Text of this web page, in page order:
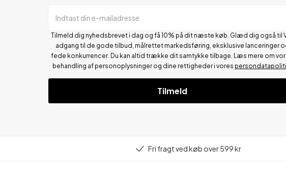
Indtast din e-mailadresse
Tilmeld dig nyhedsbrevet i dag og få 10% på dit næste køb. Glæd dig også til
adgang til de gode tilbud, målrettet markedsføring, eksklusive lanceringer
fede konkurrencer. Du kan altid trække dit samtykke tilbage. Læs mere om
behandling af personoplysninger og dine rettigheder i vores
Tilmeld
Fri fragt ved køb over 599 kr